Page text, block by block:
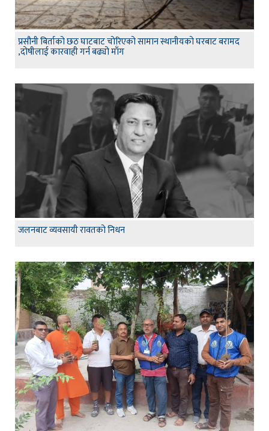
प्रसौनी बिर्ताको छठ घाटबाट चोरिएको सामान स्थानीयको घरबाट बरामद
,दोषीलाई कारवाही गर्न बढ्यो माँग
जलनबाट व्यवसायी रावतको निधन